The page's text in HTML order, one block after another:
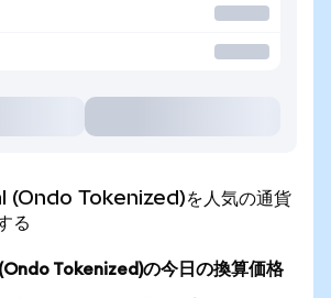
Tokenized)を人気の通貨
る
Tokenized)の今日の換算価格